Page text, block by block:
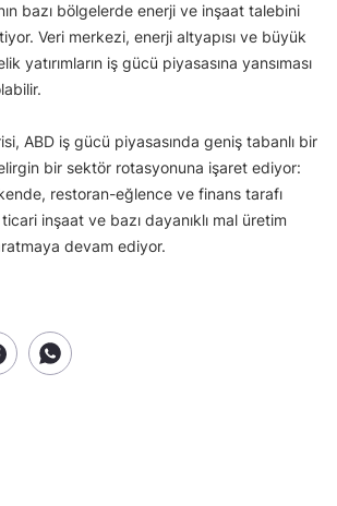
bazı bölgelerde enerji ve inşaat talebini
Veri merkezi, enerji altyapısı ve büyük
yatırımların iş gücü piyasasına yansıması
ABD iş gücü piyasasında geniş tabanlı bir
bir sektör rotasyonuna işaret ediyor:
restoran-eğlence ve finans tarafı
inşaat ve bazı dayanıklı mal üretim
devam ediyor.